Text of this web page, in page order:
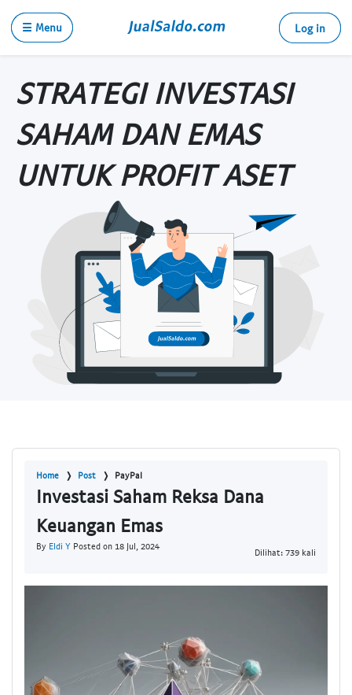
☰ Menu Log in
STRATEGI INVESTASI
SAHAM DAN EMAS
UNTUK PROFIT ASET
Home Post PayPal
Investasi Saham Reksa Dana
Keuangan Emas
By Eldi Y Posted on 18 Jul, 2024
Dilihat: 739 kali